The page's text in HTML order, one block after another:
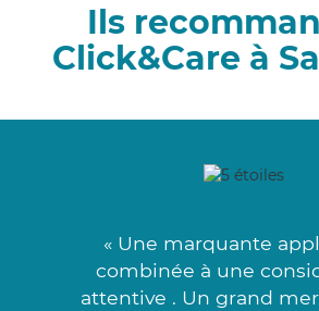
Ils
Click&Care à
« Une marquante
combinée à une
attentive . Un grand